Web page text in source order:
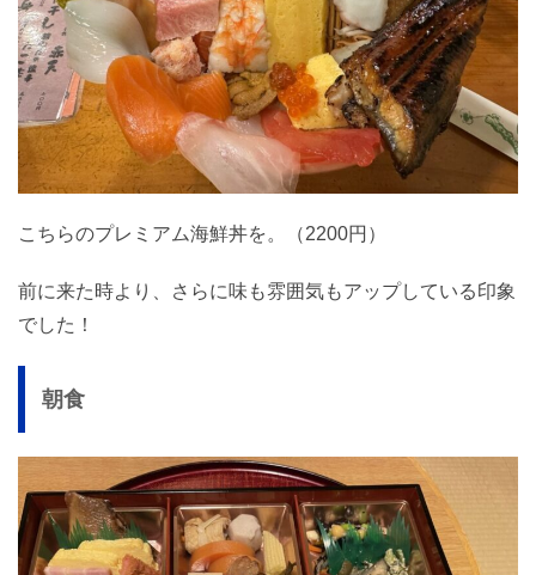
こちらのプレミアム海鮮丼を。（2200円）
前に来た時より、さらに味も雰囲気もアップしている印象
でした！
朝食